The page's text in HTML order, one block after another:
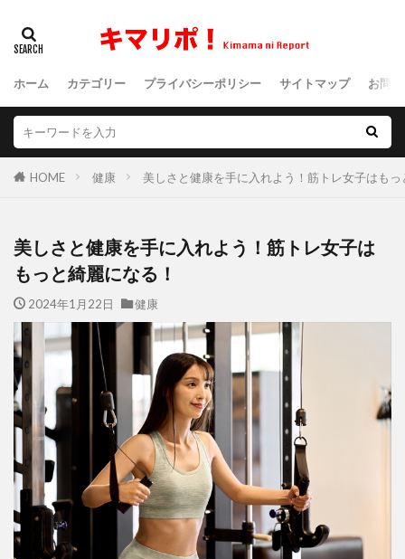
ホーム カテゴリー プライバシーポリシー サイトマップ お問
HOME 健康 美しさと健康を手に入れよう！筋トレ女子はも
美しさと健康を手に入れよう！筋トレ女子は
もっと綺麗になる！
2024年1月22日 健康